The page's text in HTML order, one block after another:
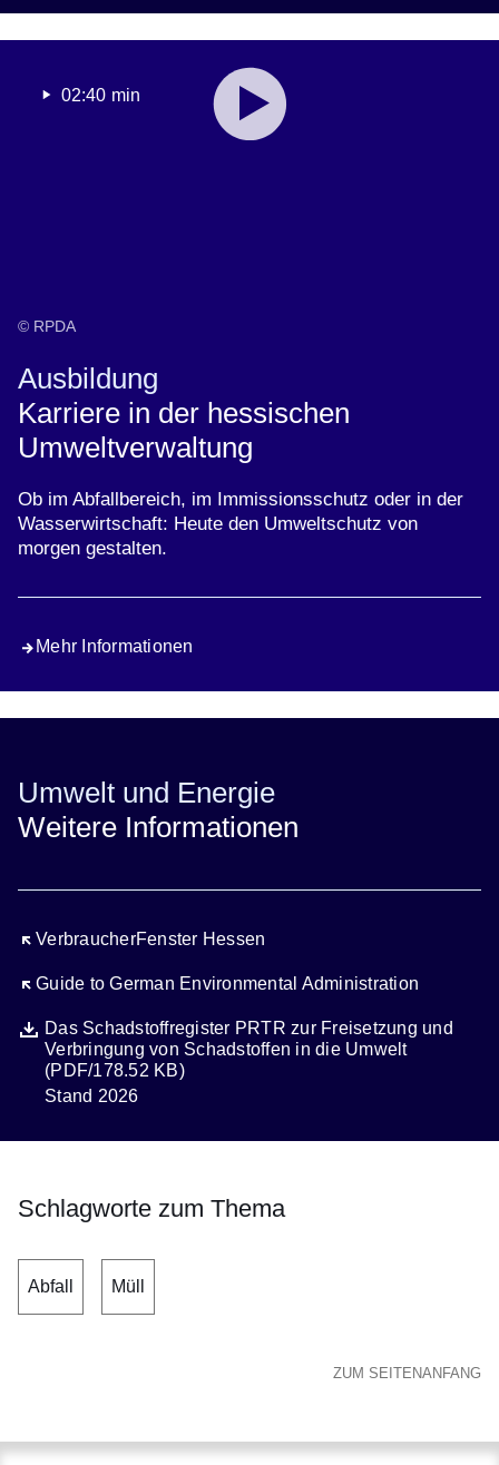
Youtube
:Dauer:02:40 min
© RPDA
Ausbildung
Karriere in der hessischen
Umweltverwaltung
Ob im Abfallbereich, im Immissionsschutz oder in der
Wasserwirtschaft: Heute den Umweltschutz von
morgen gestalten.
Mehr Informationen
Umwelt und Energie
Weitere Informationen
VerbraucherFenster Hessen
Öffnet sich in einem neuen Fenster
Guide to German Environmental Administration
Öffnet sich in einem neuen Fenster
DateiDas Schadstoffregister PRTR zur Freisetzung und
Verbringung von Schadstoffen in die Umwelt
(PDF/178.52 KB)
Öffnet sich in einem neuen Fenster
Beschreibung
Stand 2026
Schlagworte zum Thema
Abfall Müll
ZUM SEITENANFANG